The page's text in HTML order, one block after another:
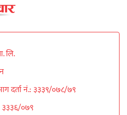
लि.
दर्ता नं.: ३३३९/०७८/७९
३३३६/०७९